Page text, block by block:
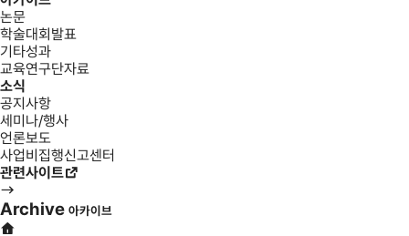
논문
학술대회발표
기타성과
교육연구단자료
소식
공지사항
세미나/행사
언론보도
사업비집행신고센터
관련사이트
Archive 아카이브